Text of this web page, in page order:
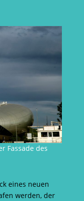
Fassade des
eines neuen
werden, der